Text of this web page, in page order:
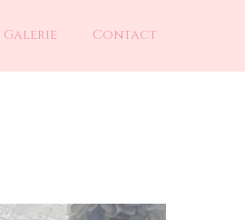
Galerie Contact